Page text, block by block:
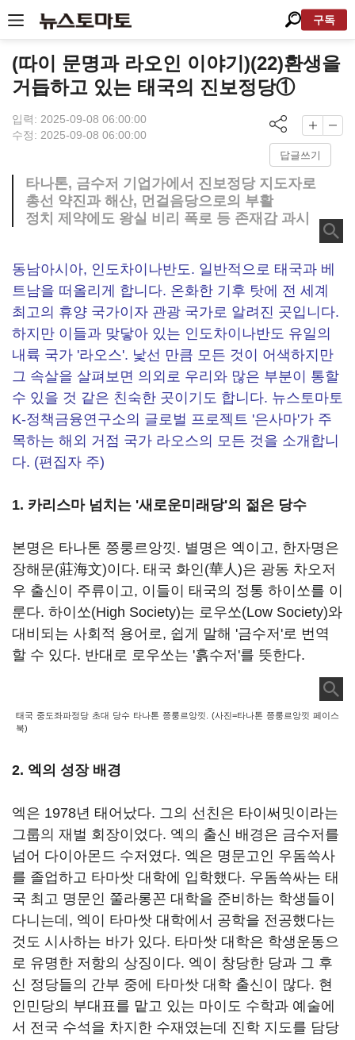
구독
(따이 문명과 라오인 이야기)(22)환생을
거듭하고 있는 태국의 진보정당①
입력: 2025-09-08 06:00:00
수정: 2025-09-08 06:00:00
답글쓰기
타나톤, 금수저 기업가에서 진보정당 지도자로
총선 약진과 해산, 먼걸음당으로의 부활
정치 제약에도 왕실 비리 폭로 등 존재감 과시
동남아시아, 인도차이나반도. 일반적으로 태국과 베
트남을 떠올리게 합니다. 온화한 기후 탓에 전 세계
최고의 휴양 국가이자 관광 국가로 알려진 곳입니다.
하지만 이들과 맞닿아 있는 인도차이나반도 유일의
내륙 국가 '라오스'. 낯선 만큼 모든 것이 어색하지만
그 속살을 살펴보면 의외로 우리와 많은 부분이 통할
수 있을 것 같은 친숙한 곳이기도 합니다. 뉴스토마토
K-정책금융연구소의 글로벌 프로젝트 '은사마'가 주
목하는 해외 거점 국가 라오스의 모든 것을 소개합니
다. (편집자 주)
1. 카리스마 넘치는 '새로운미래당'의 젊은 당수
본명은 타나톤 쯩룽르앙낏. 별명은 엑이고, 한자명은
장해문(莊海文)이다. 태국 화인(華人)은 광동 차오저
우 출신이 주류이고, 이들이 태국의 정통 하이쏘를 이
룬다. 하이쏘(High Society)는 로우쏘(Low Society)와
대비되는 사회적 용어로, 쉽게 말해 '금수저'로 번역
할 수 있다. 반대로 로우쏘는 '흙수저'를 뜻한다.
태국 중도좌파정당 초대 당수 타나톤 쯩룽르앙낏. (사진=타나톤 쯩룽르앙낏 페이스
북)
2. 엑의 성장 배경
엑은 1978년 태어났다. 그의 선친은 타이써밋이라는
그룹의 재벌 회장이었다. 엑의 출신 배경은 금수저를
넘어 다이아몬드 수저였다. 엑은 명문고인 우돔쓱사
를 졸업하고 타마쌋 대학에 입학했다. 우돔쓱싸는 태
국 최고 명문인 쭐라롱꼰 대학을 준비하는 학생들이
다니는데, 엑이 타마쌋 대학에서 공학을 전공했다는
것도 시사하는 바가 있다. 타마쌋 대학은 학생운동으
로 유명한 저항의 상징이다. 엑이 창당한 당과 그 후
신 정당들의 간부 중에 타마쌋 대학 출신이 많다. 현
인민당의 부대표를 맡고 있는 마이도 수학과 예술에
서 전국 수석을 차지한 수재였는데 진학 지도를 담당